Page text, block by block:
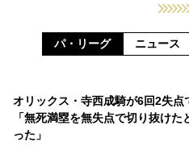
パ・リーグ ニュース
オリックス・寺西成騎が6回2失点
「無死満塁を無失点で切り抜け
った」